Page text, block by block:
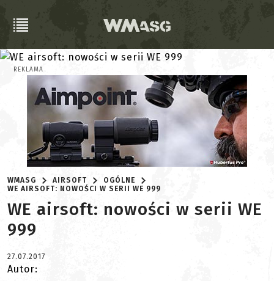
REKLAMA
WMASG AIRSOFT
OGÓLNE
WE AIRSOFT: NOWOŚCI W SERII WE 999
WE airsoft: nowości w serii WE
999
27.07.2017
Autor: